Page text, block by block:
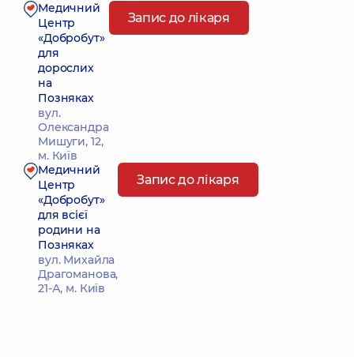
Медичний
Центр
«Добробут»
для
дорослих
на
Позняках
вул.
Олександра
Мишуги, 12,
м. Київ
Запис до лікаря
Медичний
Центр
«Добробут»
для всієї
родини на
Позняках
вул. Михайла
Драгоманова,
21-А, м. Київ
Запис до лікаря